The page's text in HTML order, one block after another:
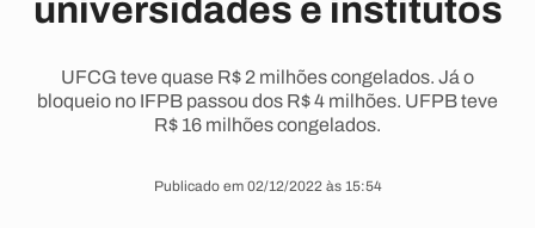
universidades e institutos
UFCG teve quase R$ 2 milhões congelados. Já o
bloqueio no IFPB passou dos R$ 4 milhões. UFPB teve
R$ 16 milhões congelados.
Publicado em 02/12/2022 às 15:54